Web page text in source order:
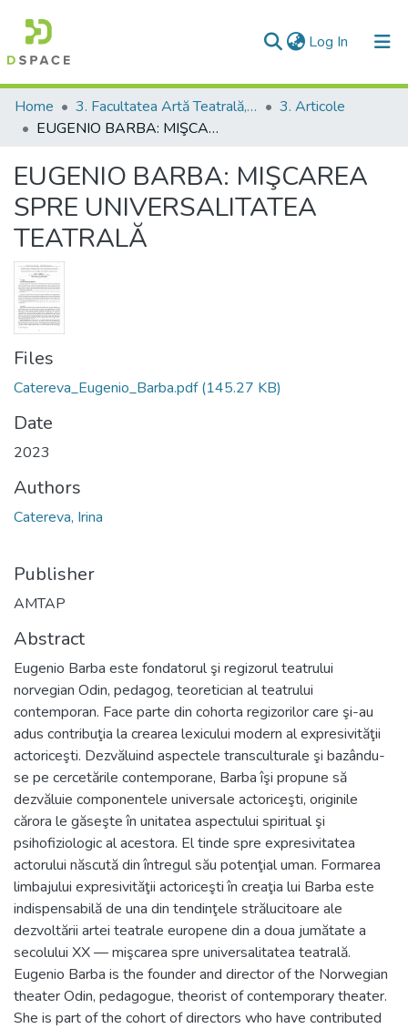
Log In (current)
Communities & Collections
All of DSpace
Statistics
Home 3. Facultatea Artă Teatrală, Coregrafică şi Multimedia
3. Articole
EUGENIO BARBA: MIŞCAREA SPRE UNIVERSALITATEA TEATRALĂ
EUGENIO BARBA: MIŞCAREA
SPRE UNIVERSALITATEA
TEATRALĂ
Files
Catereva_Eugenio_Barba.pdf(145.27 KB)
Date
2023
Authors
Catereva, Irina
Publisher
AMTAP
Abstract
Eugenio Barba este fondatorul şi regizorul teatrului
norvegian Odin, pedagog, teoretician al teatrului
contemporan. Face parte din cohorta regizorilor care şi-au
adus contribuţia la crearea lexicului modern al expresivităţii
actoriceşti. Dezvăluind aspectele transculturale şi bazându-
se pe cercetările contemporane, Barba îşi propune să
dezvăluie componentele universale actoriceşti, originile
cărora le găseşte în unitatea aspectului spiritual şi
psihofiziologic al acestora. El tinde spre expresivitatea
actorului născută din întregul său potenţial uman. Formarea
limbajului expresivităţii actoriceşti în creaţia lui Barba este
indispensabilă de una din tendinţele strălucitoare ale
dezvoltării artei teatrale europene din a doua jumătate a
secolului XX — mişcarea spre universalitatea teatrală.
Eugenio Barba is the founder and director of the Norwegian
theater Odin, pedagogue, theorist of contemporary theater.
She is part of the cohort of directors who have contributed